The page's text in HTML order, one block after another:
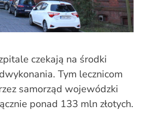
czekają na środki
Tym lecznicom
samorząd wojewódzki
ponad 133 mln złotych.